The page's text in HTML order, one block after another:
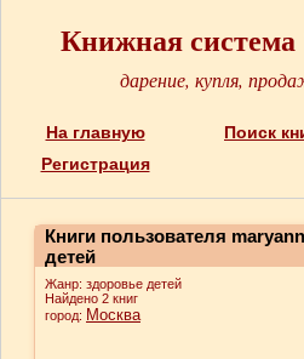
Книжная
дарение, купля,
На главную Поиск
Регистрация
Книги пользователя
детей
Жанр: здоровье детей
Найдено 2 книг
город: Москва